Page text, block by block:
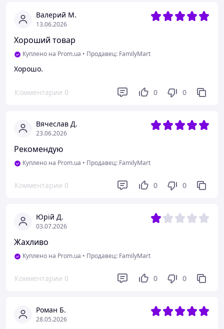
Валерий М.
13.06.2026
Хороший товар
Куплено на Prom.ua • Продавец: FamilyMart
Хорошо.
Комментарии 0 0 0
Вячеслав Д.
23.06.2026
Рекомендую
Куплено на Prom.ua • Продавец: FamilyMart
Комментарии 0 0 0
Юрій Д.
03.07.2026
Жахливо
Куплено на Prom.ua • Продавец: FamilyMart
Комментарии 0 0 0
Роман Б.
28.05.2026